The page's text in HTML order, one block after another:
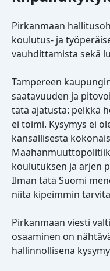
Pirkanmaan
koulutus- ja
vauhdittamista sekä
Tampereen
saatavuuden ja
tätä ajatusta: pelkkä
ei toimi. Kysymys ei
kansallisesta
koulutuksen ja arjen
Ilman tätä Suomi
niitä kipeimmin
Pirkanmaan viesti
osaaminen on
hallinnollisena